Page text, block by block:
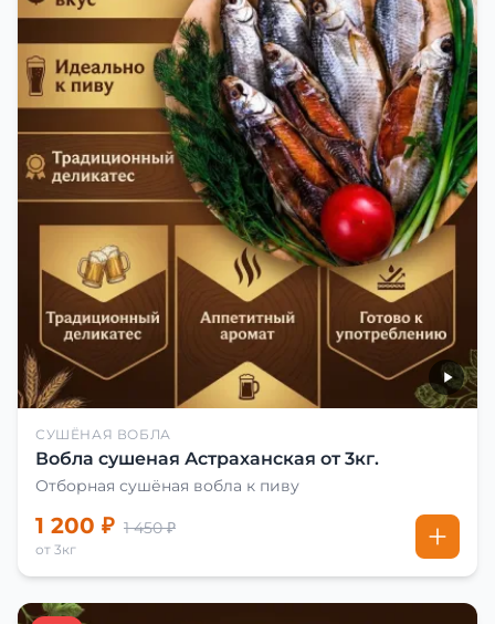
СУШЁНАЯ ВОБЛА
Вобла сушеная Астраханская от 3кг.
Отборная сушёная вобла к пиву
1 200 ₽ 1 450 ₽
от 3кг